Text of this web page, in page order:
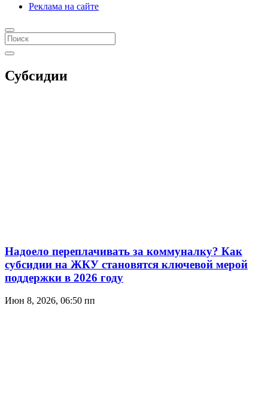
Реклама на сайте
Субсидии
Надоело переплачивать за коммуналку? Как
субсидии на ЖКУ становятся ключевой мерой
поддержки в 2026 году
Июн 8, 2026, 06:50 пп